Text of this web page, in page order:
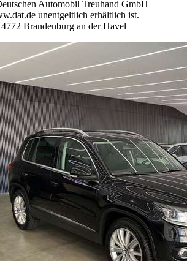
Automobil Treuhand GmbH
unentgeltlich erhältlich ist.
Brandenburg an der Havel